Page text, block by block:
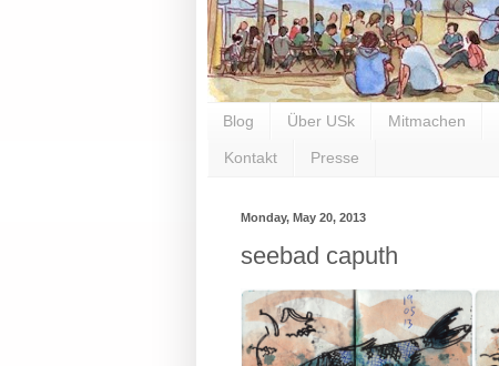
Blog Über USk Mitmachen
Kontakt Presse
Monday, May 20, 2013
seebad caputh